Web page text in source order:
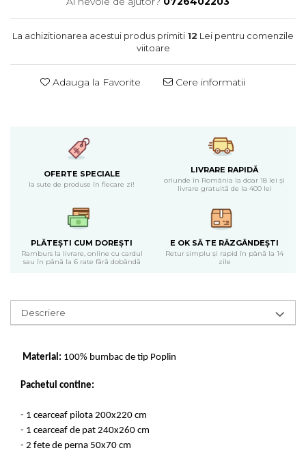
Lenjerii Catifea
Cearceaf cu elastic
Lenjerii Satin Premium
Lenjerii Jacquard
Lenjerii Creponate
Lenjerii pentru PASTE
Set Lenjerie + Draperii Pat Dublu
Huse De Pat Tricotate 180x200cm
Huse Impermeabile
Huse Impermeabile 160x200cm
La achizitionarea acestui produs primiti 12 Lei pentru comenzile
viitoare
Adauga la Favorite Cere informatii
OFERTE SPECIALE
la sute de produse în fiecare zi!
LIVRARE RAPIDĂ
oriunde în România la doar 18 lei și
livrare gratuită de la 400 lei
PLĂTEȘTI CUM DOREȘTI
Ramburs la livrare, online cu cardul
sau în până la 6 rate fără dobândă
E OK SĂ TE RĂZGÂNDEȘTI
Retur simplu și rapid în până la 14
zile
Descriere
Material: 100% bumbac de tip Poplin
Pachetul contine:
- 1 cearceaf pilota 200x220 cm
- 1 cearceaf de pat 240x260 cm
- 2 fete de perna 50x70 cm